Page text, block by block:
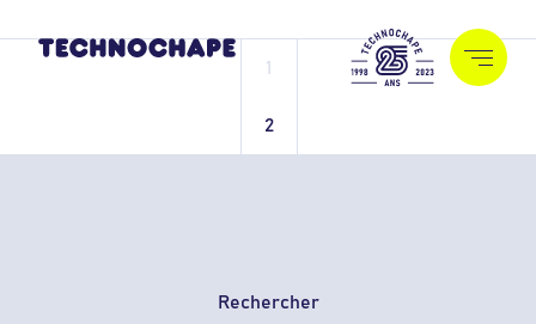
Pagination
des
Page
1
Page
2